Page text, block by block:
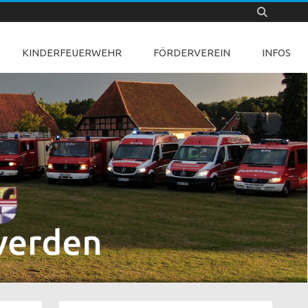
KINDERFEUERWEHR FÖRDERVEREIN INFOS